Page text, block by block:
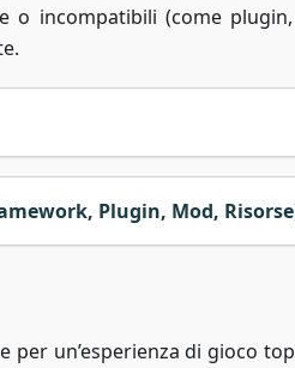
o incompatibili (come
Plugin, Mod,
per un’esperienza di gioco